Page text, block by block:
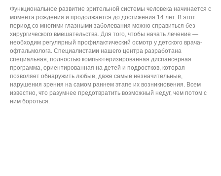
Функциональное развитие зрительной системы человека начинается с
момента рождения и продолжается до достижения 14 лет. В этот
период со многими глазными заболевания можно справиться без
хирургического вмешательства. Для того, чтобы начать лечение —
необходим регулярный профилактический осмотр у детского врача-
офтальмолога. Специалистами нашего центра разработана
специальная, полностью компьютеризированная диспансерная
программа, ориентированная на детей и подростков, которая
позволяет обнаружить любые, даже самые незначительные,
нарушения зрения на самом раннем этапе их возникновения. Всем
известно, что разумнее предотвратить возможный недуг, чем потом с
ним бороться.